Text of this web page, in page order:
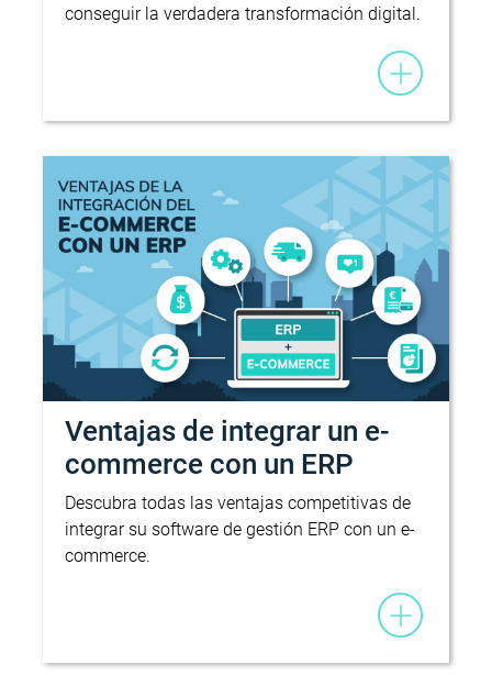
conseguir la verdadera transformación digital.
Ventajas de integrar un e-
commerce con un ERP
Descubra todas las ventajas competitivas de
integrar su software de gestión ERP con un e-
commerce.